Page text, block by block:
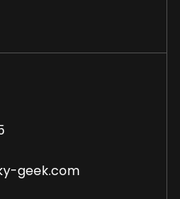
geek.com